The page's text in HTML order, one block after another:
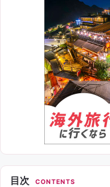
目次 CONTENTS